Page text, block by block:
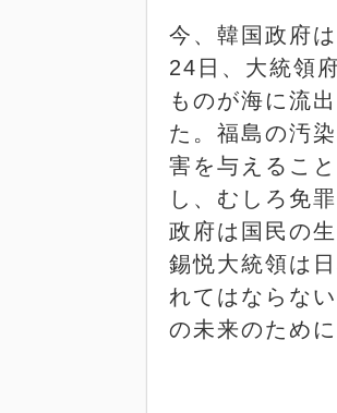
今、韓国政府
24 日、大統領
ものが海に流
た。福島の汚
害を与えるこ
し、むしろ免
政府は国民の
錫悦大統領は
れてはならな
の未来のため